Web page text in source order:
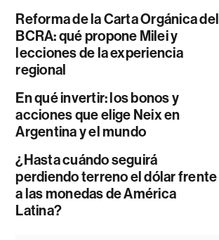
Reforma de la Carta Orgánica del
BCRA: qué propone Milei y
lecciones de la experiencia
regional
En qué invertir: los bonos y
acciones que elige Neix en
Argentina y el mundo
¿Hasta cuándo seguirá
perdiendo terreno el dólar frente
a las monedas de América
Latina?